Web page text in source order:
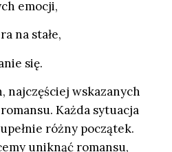
emocji,
na stałe,
się.
najczęściej wskazanych
Każda sytuacja
różny początek.
uniknąć romansu,